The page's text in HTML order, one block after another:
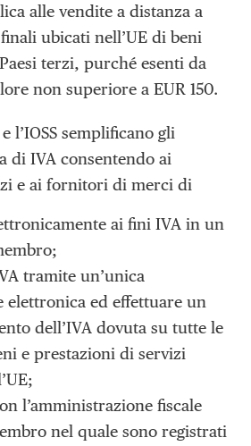
alle vendite a distanza a
ubicati nell’UE di beni
terzi, purché esenti da
non superiore a EUR 150.
l’IOSS semplificano gli
di IVA consentendo ai
e ai fornitori di merci di
ai fini IVA in un
tramite un’unica
elettronica ed effettuare un
dell’IVA dovuta su tutte le
e prestazioni di servizi
l’amministrazione fiscale
nel quale sono registrati